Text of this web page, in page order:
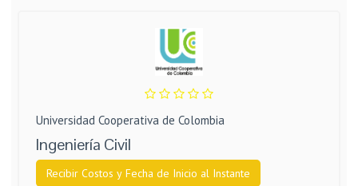
Universidad Cooperativa de Colombia
Ingeniería Civil
Recibir Costos y Fecha de Inicio al Instante